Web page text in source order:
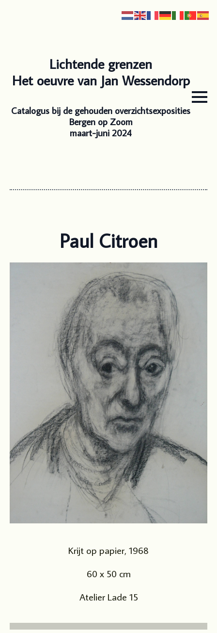
Lichtende grenzen
Het oeuvre van Jan Wessendorp
Catalogus bij de gehouden overzichtsexposities
Bergen op Zoom
maart-juni 2024
Paul Citroen
Krijt op papier, 1968
60 x 50 cm
Atelier Lade 15